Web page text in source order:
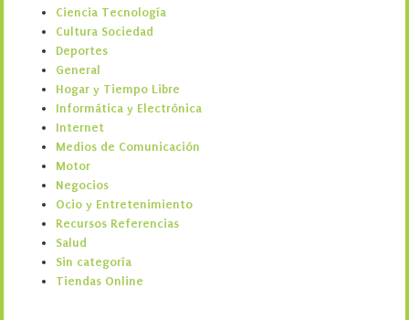
Ciencia Tecnología
Cultura Sociedad
Deportes
General
Hogar y Tiempo Libre
Informática y Electrónica
Internet
Medios de Comunicación
Motor
Negocios
Ocio y Entretenimiento
Recursos Referencias
Salud
Sin categoría
Tiendas Online